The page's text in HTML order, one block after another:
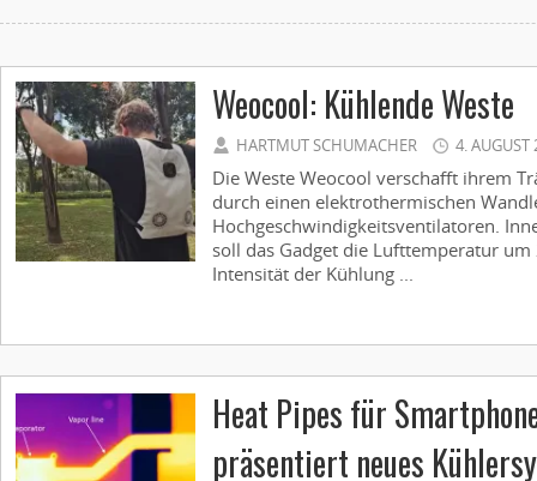
Weocool: Kühlende Weste
HARTMUT SCHUMACHER 4. AUGUST
Die Weste Weocool verschafft ihrem
durch einen elektrothermischen
Hochgeschwindigkeitsventilatoren.
soll das Gadget die Lufttemperatur um
Intensität der Kühlung ...
Heat Pipes für
präsentiert neues